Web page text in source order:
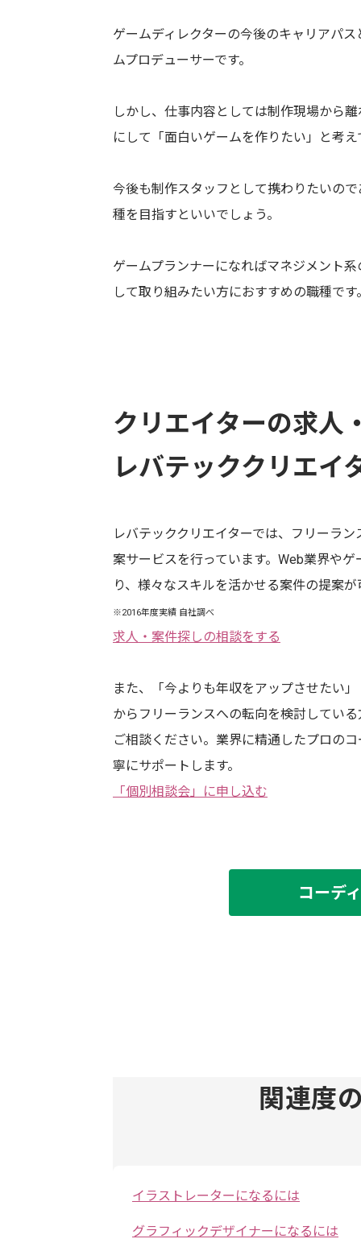
ゲームディレクターの今後のキャリアパ
ムプロデューサーです。
しかし、仕事内容としては制作現場から
にして「面白いゲームを作りたい」と考
今後も制作スタッフとして携わりたいの
種を目指すといいでしょう。
ゲームプランナーになればマネジメント
して取り組みたい方におすすめの職種です
クリエイターの求人
レバテッククリエイ
レバテッククリエイターでは、フリーラ
案サービスを行っています。Web業界や
り、様々なスキルを活かせる案件の提案が
※2016年度実績 自社調べ
求人・案件探しの相談をする
また、「今よりも年収をアップさせたい
からフリーランスへの転向を検討してい
ご相談ください。業界に精通したプロの
寧にサポートします。
「個別相談会」に申し込む
コーデ
関連度
イラストレーターになるには
グラフィックデザイナーになるには